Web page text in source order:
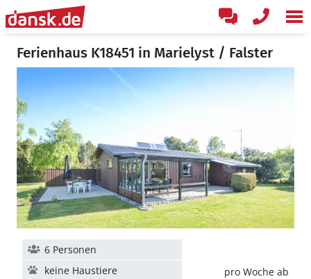
Ferienhaus K18451 in Marielyst / Falster
pro Woche ab
6 Personen
keine Haustiere